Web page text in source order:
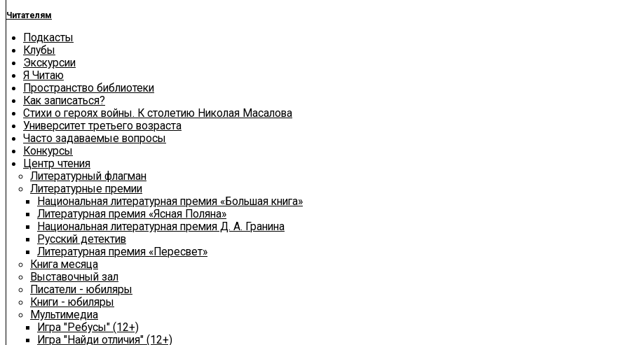
Читателям
Подкасты
Клубы
Экскурсии
Я Читаю
Пространство библиотеки
Как записаться?
Стихи о героях войны. К столетию Николая Масалова
Университет третьего возраста
Часто задаваемые вопросы
Конкурсы
Центр чтения
Литературный флагман
Литературные премии
Национальная литературная премия «Большая книга»
Литературная премия «Ясная Поляна»
Национальная литературная премия Д. А. Гранина
Русский детектив
Литературная премия «Пересвет»
Книга месяца
Выставочный зал
Писатели - юбиляры
Книги - юбиляры
Мультимедиа
Игра "Ребусы" (12+)
Игра "Найди отличия" (12+)